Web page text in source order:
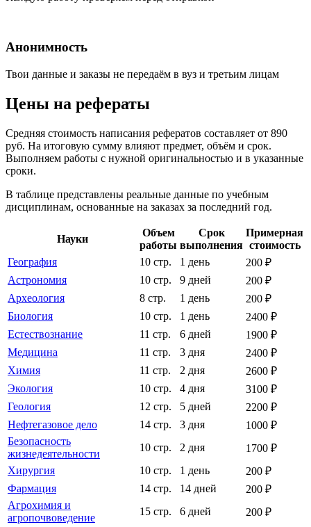
Анонимность
Твои данные и заказы не передаём в вуз и третьим лицам
Цены на рефераты
Средняя стоимость написания рефератов составляет от 890
руб. На итоговую сумму влияют предмет, объём и срок.
Выполняем работы с нужной оригинальностью и в указанные
сроки.
В таблице представлены реальные данные по учебным
дисциплинам, основанные на заказах за последний год.
Науки
Объем
работы
Срок
выполнения
Примерная
стоимость
География
10 стр. 1 день
200 ₽
Астрономия
10 стр. 9 дней
200 ₽
Археология
8 стр. 1 день
200 ₽
Биология
10 стр. 1 день
2400 ₽
Естествознание
11 стр. 6 дней
1900 ₽
Медицина
11 стр. 3 дня
2400 ₽
Химия
11 стр. 2 дня
2600 ₽
Экология
10 стр. 4 дня
3100 ₽
Геология
12 стр. 5 дней
2200 ₽
Нефтегазовое дело
14 стр. 3 дня
1000 ₽
Безопасность
жизнедеятельности
10 стр. 2 дня
1700 ₽
Хирургия
10 стр. 1 день
200 ₽
Фармация
14 стр. 14 дней
200 ₽
Агрохимия и
агропочвоведение
15 стр. 6 дней
200 ₽